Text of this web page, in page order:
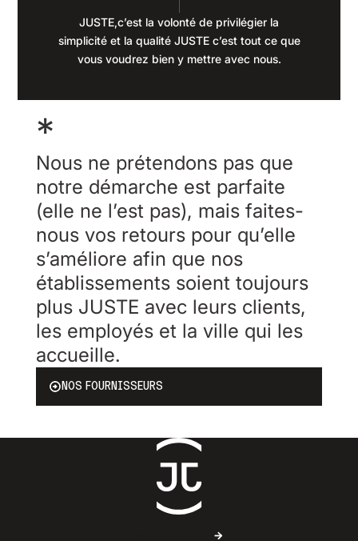
JUSTE,c’est la volonté de privilégier la
simplicité et la qualité JUSTE c’est tout ce que
vous voudrez bien y mettre avec nous.
*
Nous ne prétendons pas que
notre démarche est parfaite
(elle ne l’est pas), mais faites-
nous vos retours pour qu’elle
s’améliore afin que nos
établissements soient toujours
plus JUSTE avec leurs clients,
les employés et la ville qui les
accueille.
NOS FOURNISSEURS